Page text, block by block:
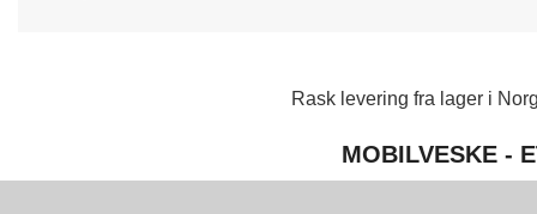
Rask levering fra lager i
MOBILVESKE -